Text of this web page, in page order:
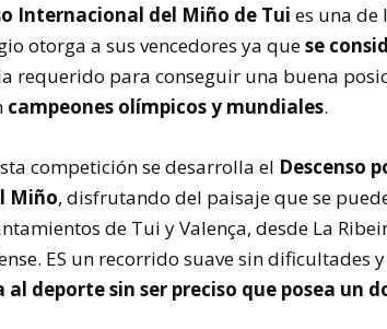
Internacional del Miño de Tui es una de
otorga a sus vencedores ya quese
requerido para conseguir una buena
campeones olímpicos y mundiales.
competición se desarrolla el Descenso
Miño, disfrutando del paisaje que se
de Tui y Valença, desde La
ES un recorrido suave sin dificultades y
deporte sin ser preciso que posea un